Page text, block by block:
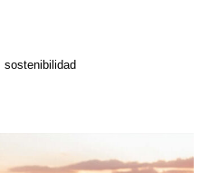
sostenibilidad